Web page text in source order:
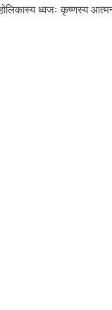
ध्वजः कृष्णस्य